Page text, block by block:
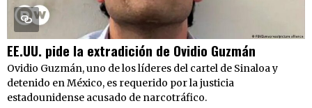
EE.UU. pide la extradición de Ovidio Guzmán
Ovidio Guzmán, uno de los líderes del cartel de Sinaloa y
detenido en México, es requerido por la justicia
estadounidense acusado de narcotráfico.